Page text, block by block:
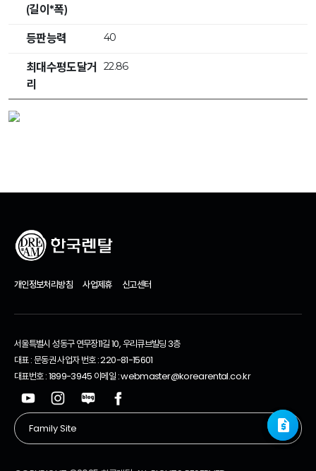
request_quote
(길이*폭)
등판능력 40
최대수평도달거
리
22.86
request_quote
개인정보처리방침 사업제휴 신고센터
서울특별시 성동구 연무장11길 10, 우리큐브빌딩 3층
대표 : 문동권 사업자 번호 : 220-81-15601
대표번호 : 1899-3945 이메일 : webmaster@korearental.co.kr